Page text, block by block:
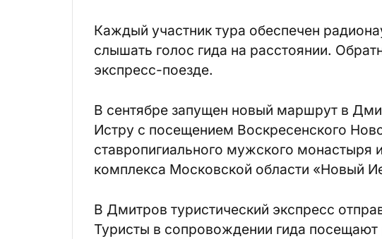
Каждый участник тура обеспечен
слышать голос гида на расстоянии.
экспресс-поезде.
В сентябре запущен новый маршрут в
Истру с посещением Воскресенского
ставропигиального мужского монастыря
комплекса Московской области «Новый
В Дмитров туристический экспресс
Туристы в сопровождении гида посещают